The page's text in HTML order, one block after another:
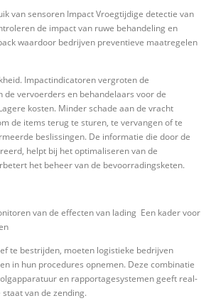
van sensoren Impact Vroegtijdige detectie van
de impact van ruwe behandeling en
waardoor bedrijven preventieve maatregelen
Impactindicatoren vergroten de
de vervoerders en behandelaars voor de
kosten. Minder schade aan de vracht
de items terug te sturen, te vervangen of te
beslissingen. De informatie die door de
helpt bij het optimaliseren van de
het beheer van de bevoorradingsketen.
van de effecten van lading Een kader voor
te bestrijden, moeten logistieke bedrijven
in hun procedures opnemen. Deze combinatie
en rapportagesystemen geeft real-
van de zending.